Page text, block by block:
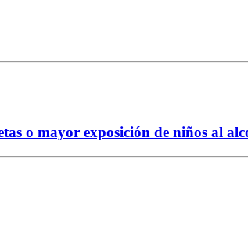
o mayor exposición de niños al